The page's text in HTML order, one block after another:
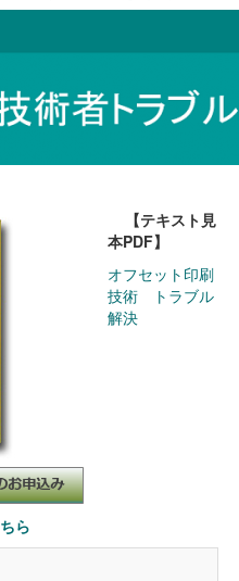
【テキスト見
本PDF】
オフセット印刷
技術 トラブル
解決
ら